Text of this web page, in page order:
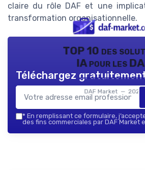
claire du rôle DAF et une
transformation organisationnelle.
TOP 10 des
IA pour les
DAF Market — 2026
Téléchargez
* En remplissant ce formulaire,
des fins commerciales par DAF Market